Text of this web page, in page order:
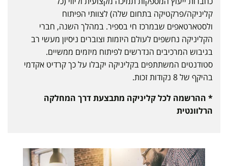
קליניקה/פרקטיקה בתחום שלה) לצוותי הפיתוח
ולסטארטאפים שבמרכז חי בספיר. במהלך השנה, חברי
הקליניקה נחשפים לעולם היזמות וצוברים ניסיון מעשי רב
בגיבוש המרכיבים הנדרשים לפיתוח מיזמים ממשיים.
סטודנטים המשתתפים בקליניקה יקבלו על כך קרדיט אקדמי
בהיקף של 8 נקודות זכות.
* ההרשמה לכל קליניקה מתבצעת דרך המחלקה
הרלוונטית